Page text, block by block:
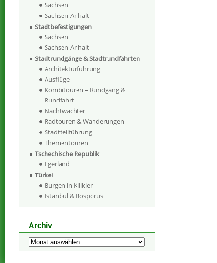
Sachsen
Sachsen-Anhalt
Stadtbefestigungen
Sachsen
Sachsen-Anhalt
Stadtrundgänge & Stadtrundfahrten
Architekturführung
Ausflüge
Kombitouren – Rundgang &
Rundfahrt
Nachtwächter
Radtouren & Wanderungen
Stadtteilführung
Thementouren
Tschechische Republik
Egerland
Türkei
Burgen in Kilikien
Istanbul & Bosporus
Archiv
Archiv